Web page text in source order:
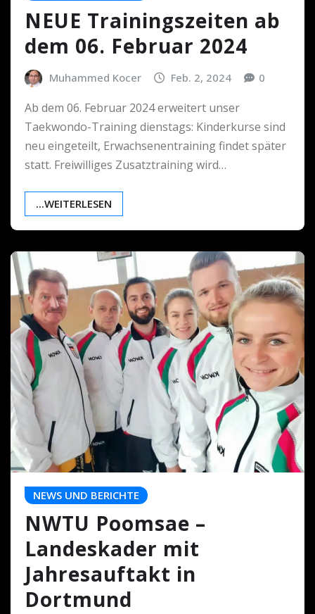
NEUE Trainingszeiten ab
dem 06. Februar 2024
Muhammed Kocer Feb. 2, 2024 0
Ab dem 06. Februar 2024 erweitert unser
Taekwondo-Training dienstags: Kinderkurse sind
neu eingeteilt, Erwachsenentraining findet später
statt. Freiwilliges Zusatztraining wird…
...WEITERLESEN
NEWS UND BERICHTE
NWTU Poomsae –
Landeskader mit
Jahresauftakt in
Dortmund